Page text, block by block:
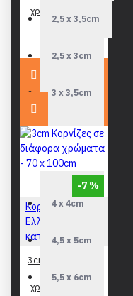
2,5 x 3,5cm
2,5 x 3cm
3 x 3,5cm
3,5 x 4cm
3,5 x 5cm
4 x 4cm
4,5 x 5cm
5,5 x 6cm
χρώματα - 70 x
100cm
-7 %
Κορνίζες
Ελληνικής
κατασκευής
3cm Κορνίζες σε
διάφορα
χρώματα - 70 x